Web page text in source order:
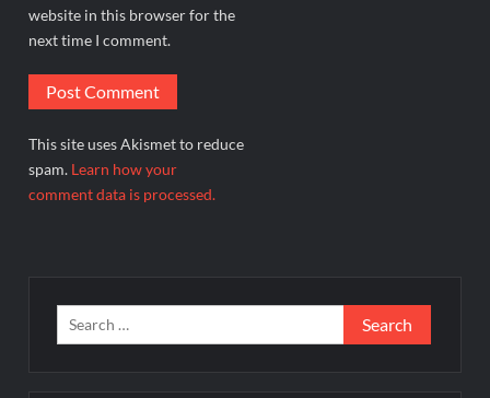
website in this browser for the
next time I comment.
This site uses Akismet to reduce
spam. Learn how your
comment data is processed.
Search
for: